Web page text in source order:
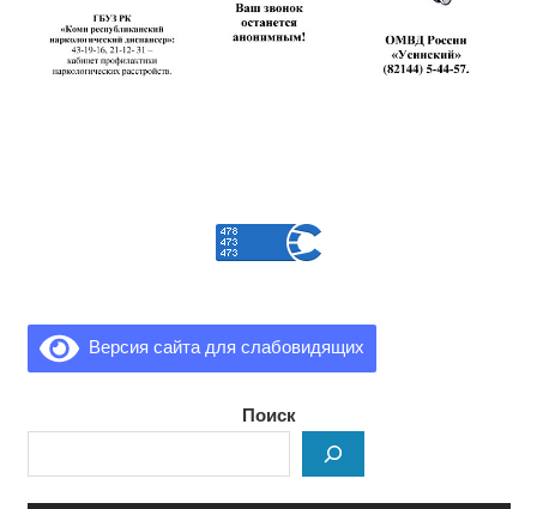
Версия сайта для слабовидящих
Поиск